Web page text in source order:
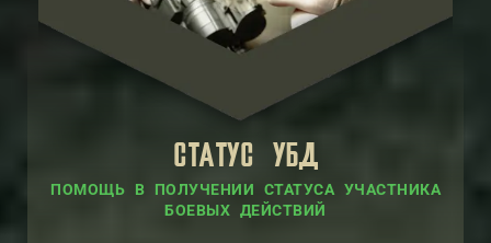
СТАТУС УБД
ПОМОЩЬ В ПОЛУЧЕНИИ СТАТУСА УЧАСТНИКА
БОЕВЫХ ДЕЙСТВИЙ